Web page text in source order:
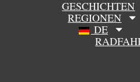
GESCHICHTEN
REGIONEN
DE